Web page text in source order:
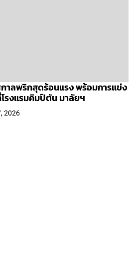
าลพริกสุดร้อนแรง พร้อมการแข่ง
รงแรมคิมป์ตัน มาลัยฯ
2026